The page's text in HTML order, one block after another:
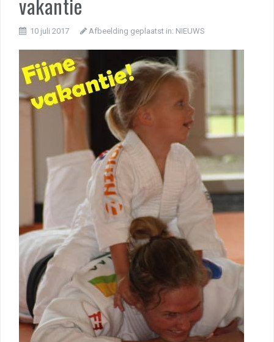
10 juli 2017 Afbeelding geplaatst in: NIEUWS